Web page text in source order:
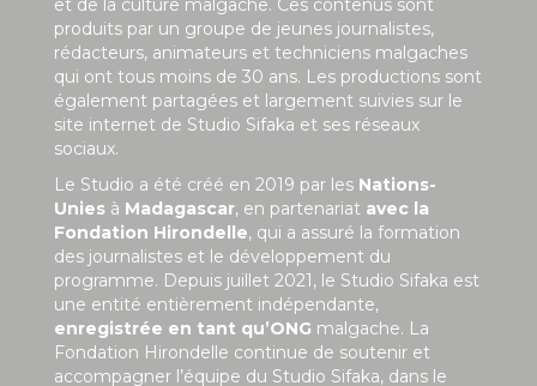
et de la culture malgache. Ces contenus sont
produits par un groupe de jeunes journalistes,
rédacteurs, animateurs et techniciens malgaches
qui ont tous moins de 30 ans. Les productions sont
également partagées et largement suivies sur le
site internet de Studio Sifaka et ses réseaux
sociaux.
Le Studio a été créé en 2019 par les Nations-
Unies à Madagascar, en partenariat avec la
Fondation Hirondelle, qui a assuré la formation
des journalistes et le développement du
programme. Depuis juillet 2021, le Studio Sifaka est
une entité entièrement indépendante,
enregistrée en tant qu’ONG malgache. La
Fondation Hirondelle continue de soutenir et
accompagner l’équipe du Studio Sifaka, dans le